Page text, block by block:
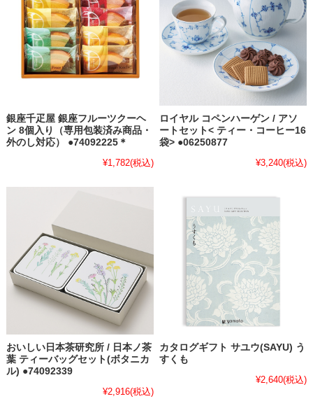
銀座千疋屋 銀座フルーツクーヘ
ン 8個入り（専用包装済み商品・
外のし対応） ●74092225＊
¥1,782(税込)
ロイヤル コペンハーゲン / アソ
ートセット< ティー・コーヒー16
袋> ●06250877
¥3,240(税込)
おいしい日本茶研究所 / 日本ノ茶
葉 ティーバッグセット(ボタニカ
ル) ●74092339
¥2,916(税込)
カタログギフト サユウ(SAYU) う
すくも
¥2,640(税込)